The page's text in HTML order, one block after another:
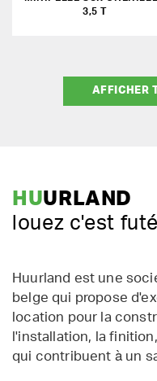
3,5 T
AFFICHER
HUURLAND
louez c'est
Huurland est une
belge qui propose
location pour la
l'installation, la
qui contribuent à un